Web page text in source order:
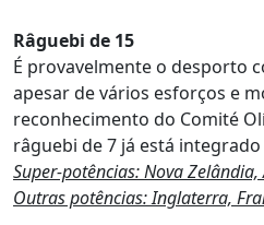
Râguebi de 15
É provavelmente o desporto
apesar de vários esforços e
reconhecimento do Comité
râguebi de 7 já está
Super-potências: Nova
Outras potências: Inglaterra,